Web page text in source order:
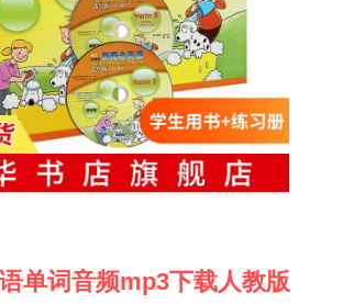
单词音频mp3下载人教版